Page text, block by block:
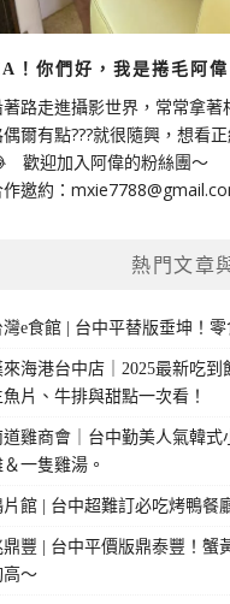
！你們好，我是捲毛阿偉
路走進攝影世界，常常拿著
爾有點???就很隨興，想看
歡迎加入阿偉的粉絲團～
邀約：
熱門文章
灣e食館 | 台中平替版垂坤！
來海港台中店｜2025最新吃到
魚片、牛排與甜點一次看！
道雞商會｜台中勤美人氣韓式
一隻雞湯。
片館 | 台中超難訂必吃烤鴨餐
鼎豐 | 台中平價版鼎泰豐！蟹
高～